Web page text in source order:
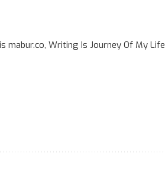
mabur.co, Writing Is Journey Of My Life